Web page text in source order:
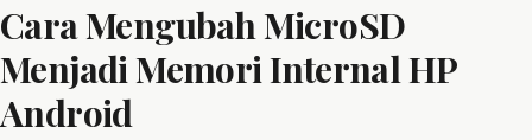
Cara Mengubah MicroSD
Menjadi Memori Internal HP
Android